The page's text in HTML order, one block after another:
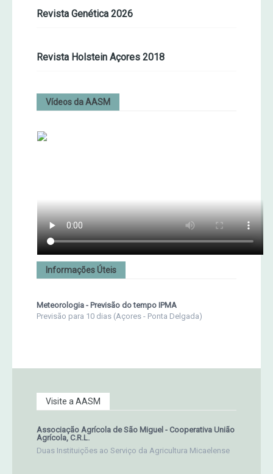
Revista Genética 2026
Revista Holstein Açores 2018
Vídeos da AASM
Informações Úteis
Meteorologia - Previsão do tempo IPMA
Previsão para 10 dias (Açores - Ponta Delgada)
Visite a AASM
Associação Agrícola de São Miguel - Cooperativa União
Agrícola, C.R.L.
Duas Instituições ao Serviço da Agricultura Micaelense